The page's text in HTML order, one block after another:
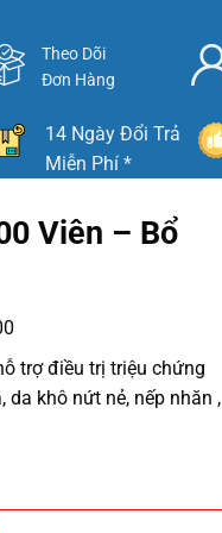
Theo Dõi
Đơn Hàng
14 Ngày Đổi Trả
Miễn Phí *
Viên – Bổ
trợ điều trị triệu chứng
khô nứt nẻ, nếp nhăn ,